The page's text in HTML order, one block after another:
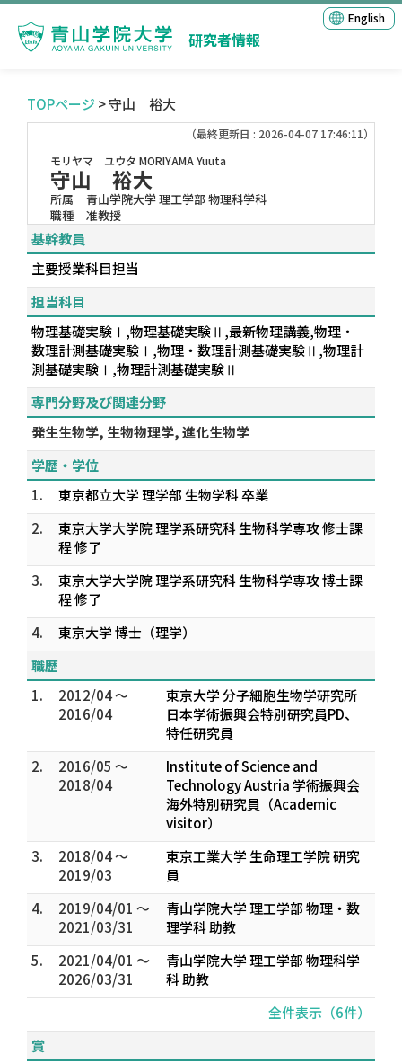
研究者情報
English
TOPページ > 守山 裕大
（最終更新日 : 2026-04-07 17:46:11）
モリヤマ ユウタ MORIYAMA Yuuta
守山 裕大
所属
青山学院大学 理工学部 物理科学科
職種
准教授
基幹教員
主要授業科目担当
担当科目
物理基礎実験Ⅰ,物理基礎実験Ⅱ,最新物理講義,物理・
数理計測基礎実験Ⅰ,物理・数理計測基礎実験Ⅱ,物理計
測基礎実験Ⅰ,物理計測基礎実験Ⅱ
専門分野及び関連分野
発生生物学, 生物物理学, 進化生物学
学歴・学位
1.
東京都立大学 理学部 生物学科 卒業
2.
東京大学大学院 理学系研究科 生物科学専攻 修士課
程 修了
3.
東京大学大学院 理学系研究科 生物科学専攻 博士課
程 修了
4.
東京大学 博士（理学）
職歴
1.
2012/04 ～
2016/04
東京大学 分子細胞生物学研究所
日本学術振興会特別研究員PD、
特任研究員
2.
2016/05 ～
2018/04
Institute of Science and
Technology Austria 学術振興会
海外特別研究員（Academic
visitor）
3.
2018/04 ～
2019/03
東京工業大学 生命理工学院 研究
員
4.
2019/04/01 ～
2021/03/31
青山学院大学 理工学部 物理・数
理学科 助教
5.
2021/04/01 ～
2026/03/31
青山学院大学 理工学部 物理科学
科 助教
全件表示（6件）
賞